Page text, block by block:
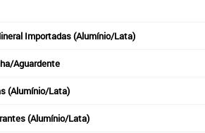
Importadas (Alumínio/Lata)
Aguardente
(Alumínio/Lata)
(Alumínio/Lata)